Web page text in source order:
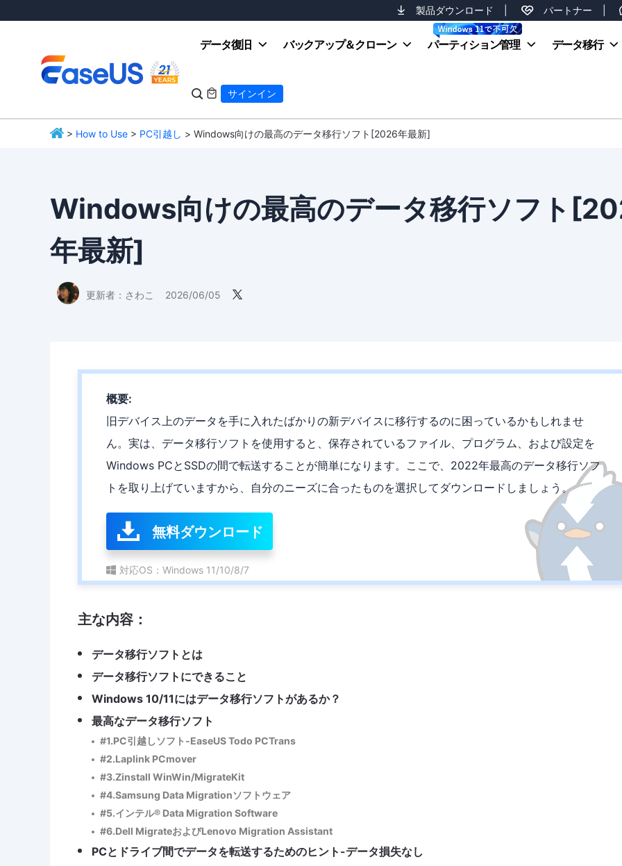
製品ダウンロード パートナー
データ復旧 バックアップ＆クローン パーティション管理 データ移行
  サインイン
> How to Use > PC引越し > Windows向けの最高のデータ移行ソフト[2026年最新]
Windows向けの最高のデータ移行ソフト
年最新]
更新者： さわこ 2026/06/05 
概要:
旧デバイス上のデータを手に入れたばかりの新デバイスに移行するのに困っているかもしれませ
ん。実は、データ移行ソフトを使用すると、保存されているファイル、プログラム、および設定を
Windows PCとSSDの間で転送することが簡単になります。ここで、2022年最高のデータ移行ソフ
トを取り上げていますから、自分のニーズに合ったものを選択してダウンロードしましょう。
無料ダウンロード
対応OS：Windows 11/10/8/7
主な内容：
データ移行ソフトとは
データ移行ソフトにできること
Windows 10/11にはデータ移行ソフトがあるか？
最高なデータ移行ソフト
#1.PC引越しソフト-EaseUS Todo PCTrans
#2.Laplink PCmover
#3.Zinstall WinWin/MigrateKit
#4.Samsung Data Migrationソフトウェア
#5.インテル® Data Migration Software
#6.Dell MigrateおよびLenovo Migration Assistant
PCとドライブ間でデータを転送するためのヒント-データ損失なし